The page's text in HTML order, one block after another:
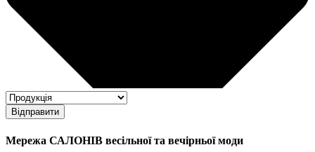
Відправити
Мережа САЛОНІВ весільної та вечірньої моди